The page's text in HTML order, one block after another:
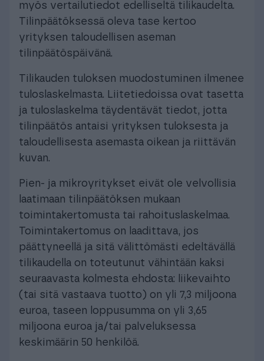
myös vertailutiedot edelliseltä tilikaudelta.
Tilinpäätöksessä oleva tase kertoo
yrityksen taloudellisen aseman
tilinpäätöspäivänä.
Tilikauden tuloksen muodostuminen ilmenee
tuloslaskelmasta. Liitetiedoissa ovat tasetta
ja tuloslaskelma täydentävät tiedot, jotta
tilinpäätös antaisi yrityksen tuloksesta ja
taloudellisesta asemasta oikean ja riittävän
kuvan.
Pien- ja mikroyritykset eivät ole velvollisia
laatimaan tilinpäätöksen mukaan
toimintakertomusta tai rahoituslaskelmaa.
Toimintakertomus on laadittava, jos
päättyneellä ja sitä välittömästi edeltävällä
tilikaudella on toteutunut vähintään kaksi
seuraavasta kolmesta ehdosta: liikevaihto
(tai sitä vastaava tuotto) on yli 7,3 miljoona
euroa, taseen loppusumma on yli 3,65
miljoona euroa ja/tai palveluksessa
keskimäärin 50 henkilöä.